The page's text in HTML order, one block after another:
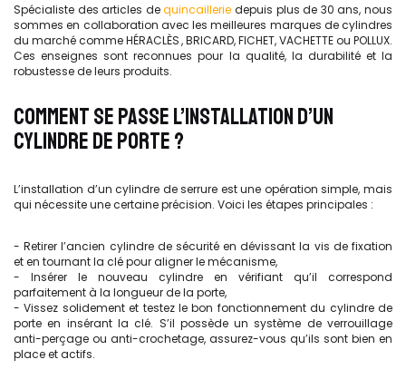
Spécialiste des articles dequincaillerie depuis plus de 30 ans, nous
sommes en collaboration avec les meilleures marques de cylindres
du marché comme HÉRACLÈS , BRICARD, FICHET, VACHETTE ou POLLUX.
Ces enseignes sont reconnues pour la qualité, la durabilité et la
robustesse de leurs produits.
COMMENT SE PASSE L’INSTALLATION D’UN
CYLINDRE DE PORTE ?
L’installation d’un cylindre de serrure est une opération simple, mais
qui nécessite une certaine précision. Voici les étapes principales :
- Retirer l’ancien cylindre de sécurité en dévissant la vis de fixation
et en tournant la clé pour aligner le mécanisme,
- Insérer le nouveau cylindre en vérifiant qu’il correspond
parfaitement à la longueur de la porte,
- Vissez solidement et testez le bon fonctionnement du cylindre de
porte en insérant la clé. S’il possède un système de verrouillage
anti-perçage ou anti-crochetage, assurez-vous qu’ils sont bien en
place et actifs.